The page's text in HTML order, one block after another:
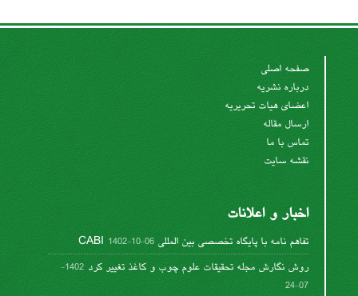
صفحه اصلی
درباره نشریه
اعضای هیات تحریریه
ارسال مقاله
تماس با ما
نقشه سایت
اخبار و اعلانات
تفاهم نامه با پایگاه تخصصی بین المللی CABI 1402-10-06
روش نگارش مجله تحقیقات علوم چوب و کاغذ تغییر کرد
1402-
07-24